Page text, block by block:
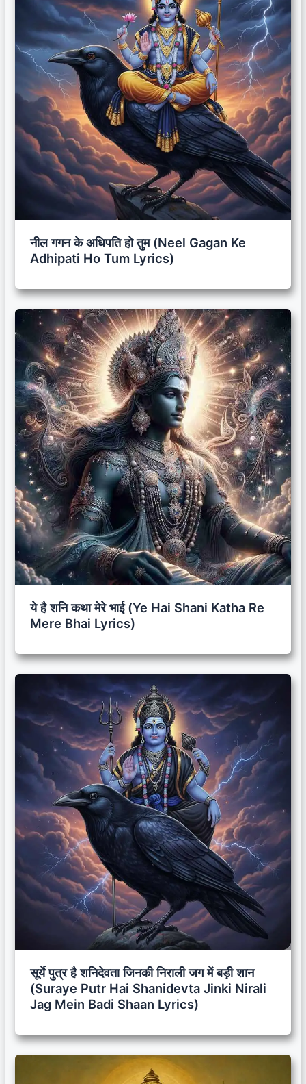
नील गगन के अधिपति हो तुम (Neel Gagan Ke
Adhipati Ho Tum Lyrics)
ये है शनि कथा मेरे भाई (Ye Hai Shani Katha Re
Mere Bhai Lyrics)
सूर्ये पुत्र है शनिदेवता जिनकी निराली जग में बड़ी शान
(Suraye Putr Hai Shanidevta Jinki Nirali
Jag Mein Badi Shaan Lyrics)